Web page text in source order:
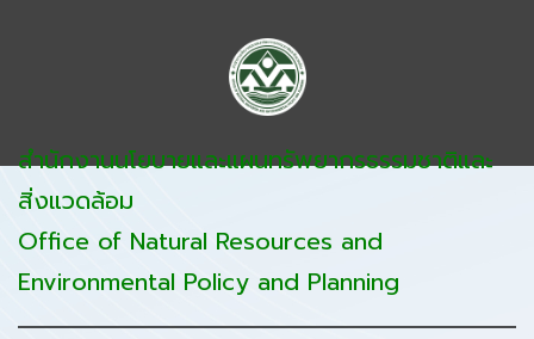
สำนักงานนโยบายและแผนทรัพยากรธรรมชาติและ
สิ่งแวดล้อม
Office of Natural Resources and
Environmental Policy and Planning